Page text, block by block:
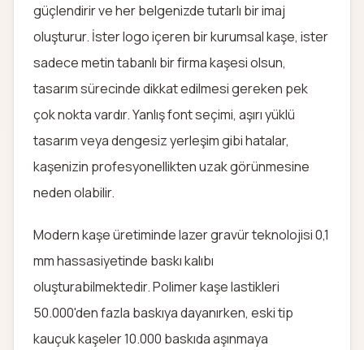
güçlendirir ve her belgenizde tutarlı bir imaj
oluşturur. İster logo içeren bir kurumsal kaşe, ister
sadece metin tabanlı bir firma kaşesi olsun,
tasarım sürecinde dikkat edilmesi gereken pek
çok nokta vardır. Yanlış font seçimi, aşırı yüklü
tasarım veya dengesiz yerleşim gibi hatalar,
kaşenizin profesyonellikten uzak görünmesine
neden olabilir.
Modern kaşe üretiminde lazer gravür teknolojisi 0,1
mm hassasiyetinde baskı kalıbı
oluşturabilmektedir. Polimer kaşe lastikleri
50.000'den fazla baskıya dayanırken, eski tip
kauçuk kaşeler 10.000 baskıda aşınmaya